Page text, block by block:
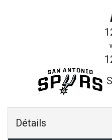
Détails